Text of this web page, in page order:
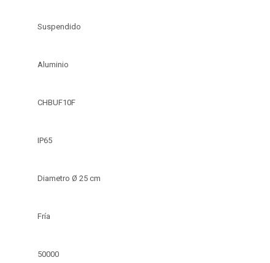
Suspendido
Aluminio
CHBUF10F
IP65
Diametro Ø 25 cm
Fría
50000